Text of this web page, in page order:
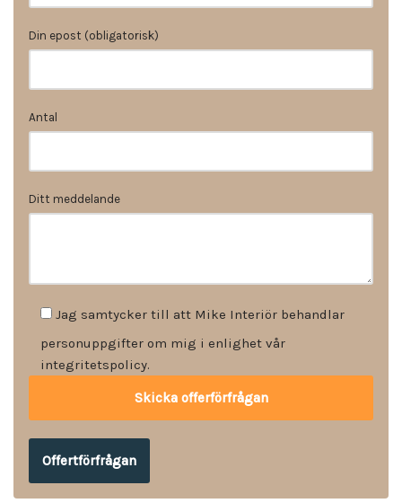
Din epost (obligatorisk)
Antal
Ditt meddelande
Jag samtycker till att Mike Interiör behandlar
personuppgifter om mig i enlighet vår
integritetspolicy.
Offertförfrågan